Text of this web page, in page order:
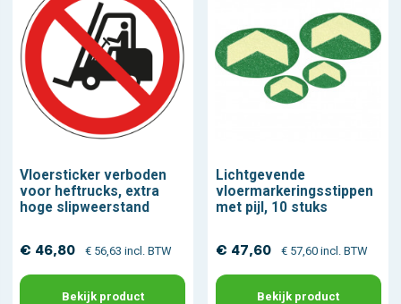
Vloersticker verboden
voor heftrucks, extra
hoge slipweerstand
€ 46,80 € 56,63 incl. BTW
Bekijk product
Lichtgevende
vloermarkeringsstippen
met pijl, 10 stuks
€ 47,60 € 57,60 incl. BTW
Bekijk product